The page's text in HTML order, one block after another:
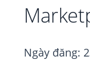
Ngày đăng: